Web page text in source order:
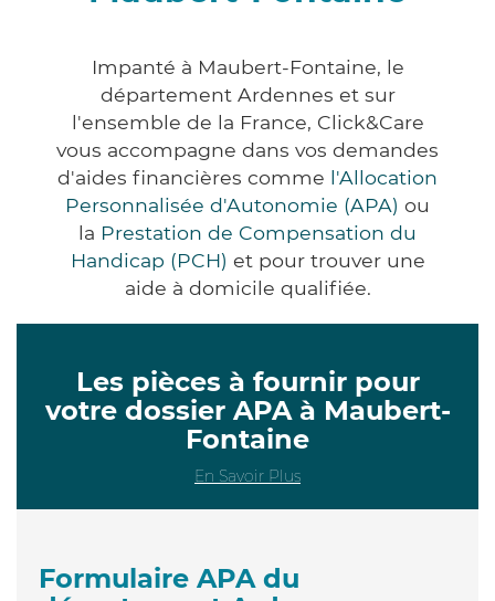
Impanté à Maubert-Fontaine, le
département Ardennes et sur
l'ensemble de la France, Click&Care
vous accompagne dans vos demandes
d'aides financières comme l'Allocation
Personnalisée d'Autonomie (APA) ou
la Prestation de Compensation du
Handicap (PCH) et pour trouver une
aide à domicile qualifiée.
Les pièces à fournir pour
votre dossier APA à Maubert-
Fontaine
En Savoir Plus
Formulaire APA du